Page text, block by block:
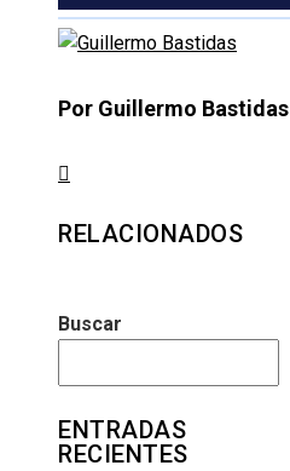
Por Guillermo Bastidas
RELACIONADOS
Buscar
ENTRADAS
RECIENTES